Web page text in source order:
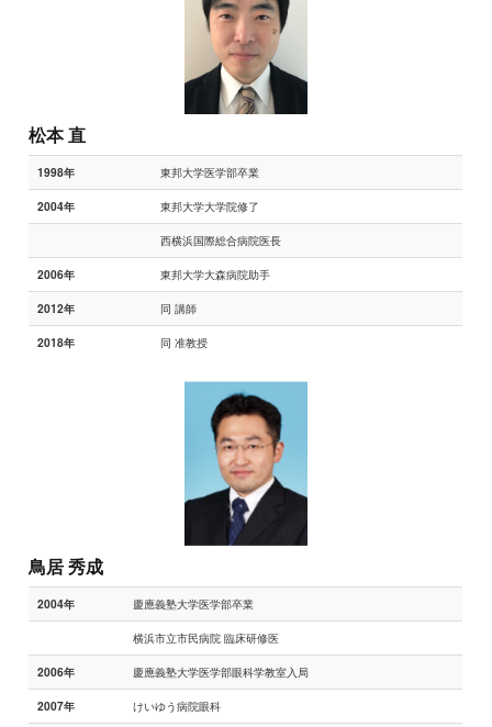
松本 直
1998年 東邦大学医学部卒業
2004年 東邦大学大学院修了
西横浜国際総合病院医長
2006年 東邦大学大森病院助手
2012年 同 講師
2018年 同 准教授
鳥居 秀成
2004年 慶應義塾大学医学部卒業
横浜市立市民病院 臨床研修医
2006年 慶應義塾大学医学部眼科学教室入局
2007年 けいゆう病院眼科